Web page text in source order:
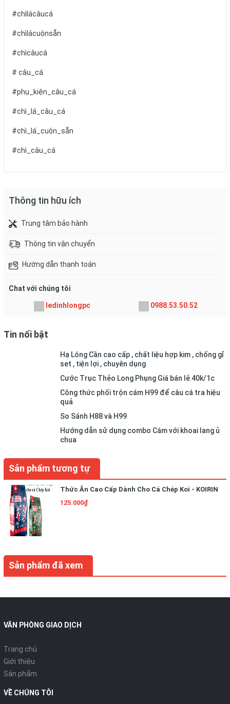
#chìlácâucá
#chìlácuộnsẵn
#chìcâucá
# câu_cá
#phụ_kiện_câu_cá
#chì_lá_câu_cá
#chì_lá_cuộn_sẵn
#chì_câu_cá
Thông tin hữu ích
Trung tâm bảo hành
Thông tin vận chuyển
Hướng dẫn thanh toán
Chat với chúng tôi
ledinhlongpc 0988.53.50.52
Tin nổi bật
Hạ Lóng Cần cao cấp , chất liệu hợp kim , chống gỉ
set , tiện lợi , chuyên dụng
Cước Trục Thẻo Long Phụng Giá bán lẻ 40k/1c
Công thức phối trộn cám H99 để câu cá tra hiệu
quả
So Sánh H88 và H99
Hướng dẫn sử dụng combo Cám với khoai lang ủ
chua
Sản phẩm tương tự
Thức Ăn Cao Cấp Dành Cho Cá Chép Koi - KOIRIN
125.000₫
Sản phẩm đã xem
VĂN PHÒNG GIAO DỊCH
Trang chủ
Giới thiệu
Sản phẩm
VỀ CHÚNG TÔI